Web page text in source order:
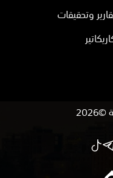
وتحقيقات